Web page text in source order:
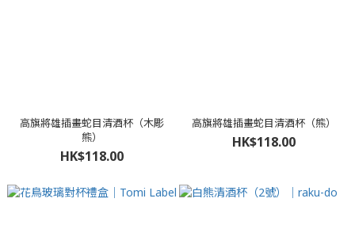
高旗將雄插畫蛇目清酒杯（木彫
熊）
HK$118.00
高旗將雄插畫蛇目清酒杯（熊）
HK$118.00